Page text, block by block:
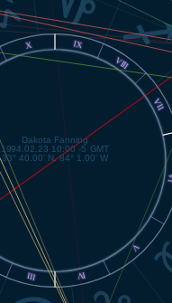
X
III IV
V
VII
VIII
IX
Dakota Fanning
1994.02.23 10:00 -5 GMT
33° 40.00' N, 84° 1.00' W